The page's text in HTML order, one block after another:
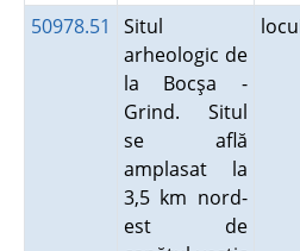
50978.51
Situl
arheologic de
la Bocşa -
Grind. Situl
se află
amplasat la
3,5 km nord-
est de